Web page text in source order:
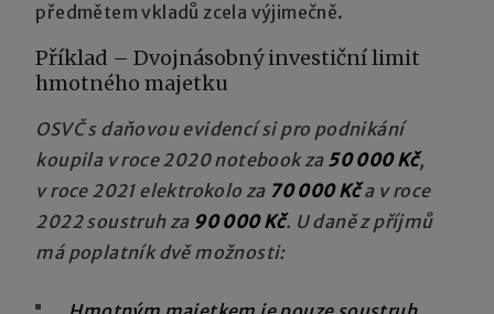
předmětem vkladů zcela výjimečně.
Příklad – Dvojnásobný investiční limit
hmotného majetku
OSVČ s daňovou evidencí si pro podnikání
koupila v roce 2020 notebook za 50 000 Kč,
v roce 2021 elektrokolo za70 000 Kča v roce
2022 soustruh za 90 000 Kč. U daně z příjmů
má poplatník dvě možnosti: